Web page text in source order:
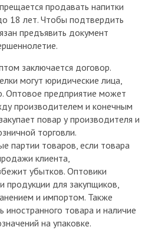
продавать напитки
18 лет. Чтобы подтвердить
предъявить документ
заключается договор.
могут юридические лица,
Оптовое предприятие может
производителем и конечным
повар у производителя и
торговли.
партии товаров, если товара
клиента,
убытков. Оптовики
продукции для закупщиков,
и импортом. Также
иностранного товара и наличие
на упаковке.